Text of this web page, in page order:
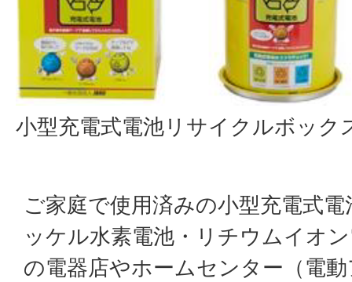
小型充電式電池リサイクルボック
ご家庭で使用済みの小型充電式
ッケル水素電池・リチウムイオ
の電器店やホームセンター（電